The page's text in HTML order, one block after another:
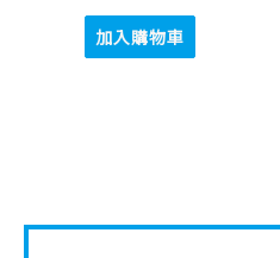
加入購物車